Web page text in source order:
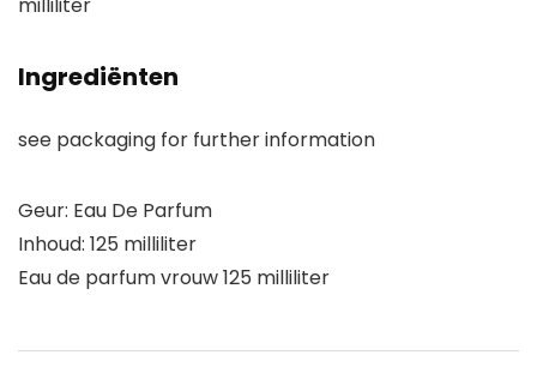
milliliter
Ingrediënten
see packaging for further information
Geur: Eau De Parfum
Inhoud: 125 milliliter
Eau de parfum vrouw 125 milliliter